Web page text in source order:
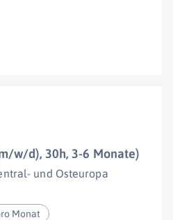
w/d), 30h, 3-6 Monate)
und Osteuropa
Monat